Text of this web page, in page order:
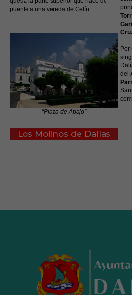
puente a una vereda de Celín.
"Plaza de Abajo"
Por
del
Los Molinos de Dalías